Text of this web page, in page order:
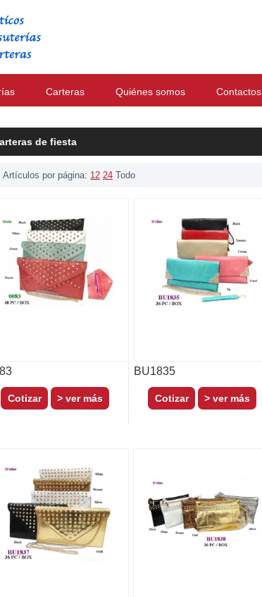
Carteras Quiénes somos Contactos
de fiesta
Artículos por página: 12 24 Todo
> ver más
BU1835
> ver más